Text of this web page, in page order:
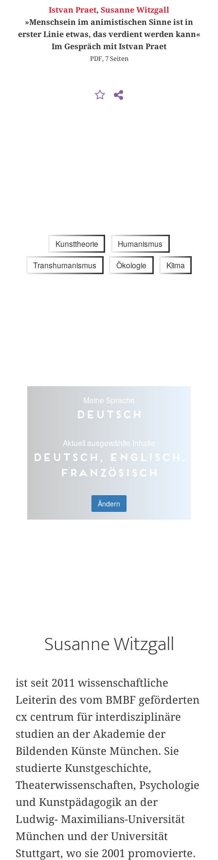
Istvan Praet, Susanne Witzgall
»Menschsein im animistischen Sinne ist in
erster Linie etwas, das verdient werden kann«
Im Gespräch mit Istvan Praet
PDF, 7 Seiten
Kunsttheorie Humanismus
Transhumanismus Ökologie Klima
Meine Sprache
Deutsch
Aktuell ausgewählte Inhalte
Deutsch, Englisch,
Französisch
Ändern
Susanne Witzgall
ist seit 2011 wissenschaftliche
Leiterin des vom BMBF geförderten
cx centrum für interdisziplinäre
studien an der Akademie der
Bildenden Künste München. Sie
studierte Kunstgeschichte,
Theaterwissenschaften, Psychologie
und Kunstpädagogik an der
Ludwig- Maximilians-Universität
München und der Universität
Stuttgart, wo sie 2001 promovierte.